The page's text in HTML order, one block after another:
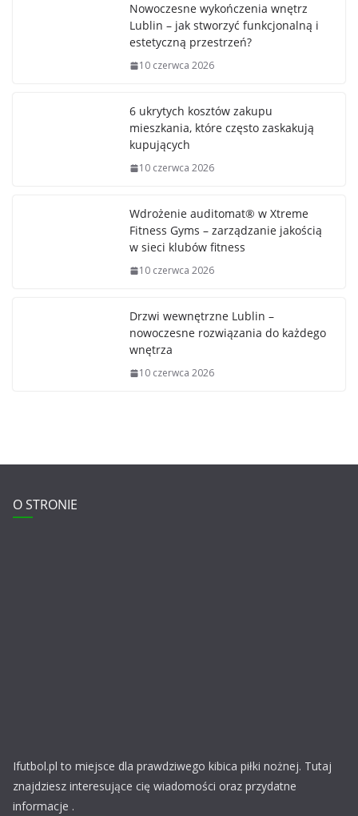
Nowoczesne wykończenia wnętrz
Lublin – jak stworzyć funkcjonalną i
estetyczną przestrzeń?
10 czerwca 2026
6 ukrytych kosztów zakupu
mieszkania, które często zaskakują
kupujących
10 czerwca 2026
Wdrożenie auditomat® w Xtreme
Fitness Gyms – zarządzanie jakością
w sieci klubów fitness
10 czerwca 2026
Drzwi wewnętrzne Lublin –
nowoczesne rozwiązania do każdego
wnętrza
10 czerwca 2026
O STRONIE
Ifutbol.pl to miejsce dla prawdziwego kibica piłki nożnej. Tutaj
znajdziesz interesujące cię wiadomości oraz przydatne
informacje .